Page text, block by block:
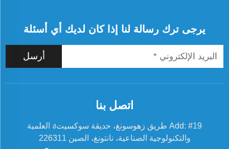
يرجى ترك رسالة لنا إذا كان لديك أي أسئلة
أرسل
اتصل بنا
Add: #19 طريق زهوسونغ، حديقة سوكسيتง العلمية
والتكنولوجية الصناعية، نانتونغ، الصين 226311